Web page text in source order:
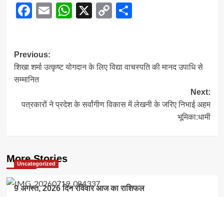
Facebook
EmailWhatsApp
X CopyShare
Post
navigation
Previous:
शिखा शर्मा उत्कृष्ट योगदान के लिए विद्या वाचस्पति की मानद उपाधि से
सम्मानित
Next:
पत्रकारों ने प्रदेश के सर्वांगीण विकास में लेखनी के जरिए निभाई अहम
भूमिका:धामी
More Stories
Uncategorized
9 अगस्त, 2026 दिन रविवार आज का राशिफल